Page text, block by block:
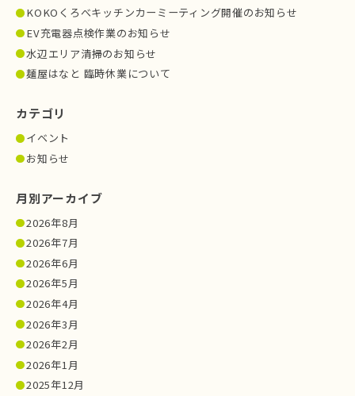
KOKOくろべキッチンカーミーティング開催のお知らせ
EV充電器点検作業のお知らせ
水辺エリア清掃のお知らせ
麺屋はなと 臨時休業について
カテゴリ
イベント
お知らせ
月別アーカイブ
2026年8月
2026年7月
2026年6月
2026年5月
2026年4月
2026年3月
2026年2月
2026年1月
2025年12月